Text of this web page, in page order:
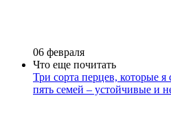
06 февраля
Что еще почитать
Три сорта перцев, которые
пять семей – устойчивые и